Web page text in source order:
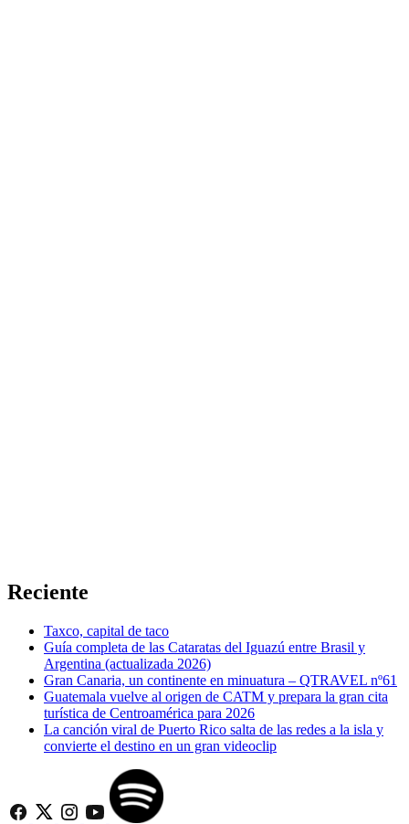
Reciente
Taxco, capital de taco
Guía completa de las Cataratas del Iguazú entre Brasil y
Argentina (actualizada 2026)
Gran Canaria, un continente en minuatura – QTRAVEL nº61
Guatemala vuelve al origen de CATM y prepara la gran cita
turística de Centroamérica para 2026
La canción viral de Puerto Rico salta de las redes a la isla y
convierte el destino en un gran videoclip